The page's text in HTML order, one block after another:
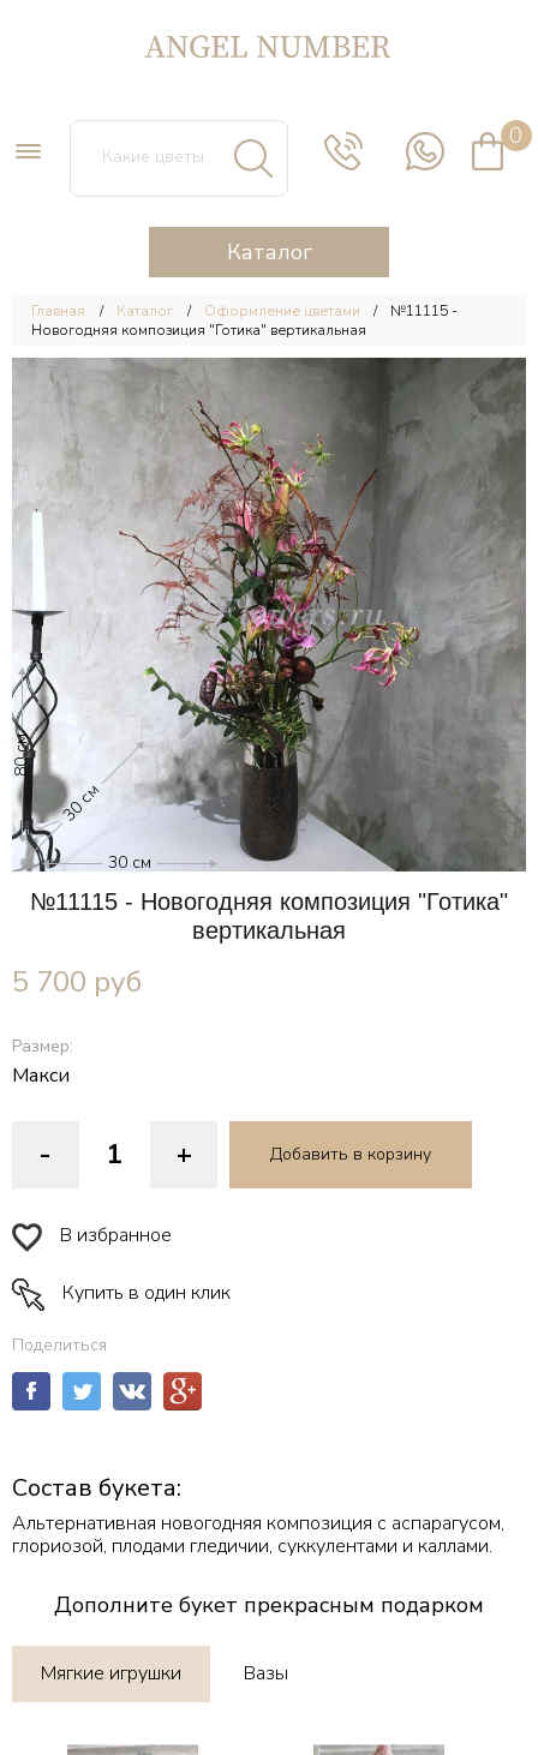
0
Каталог
Главная Каталог Оформление цветами
№11115 -
Новогодняя композиция "Готика" вертикальная
80 см
30 см
30 см
№11115 - Новогодняя композиция "Готика"
вертикальная
5 700 руб
Размер:
Макси
- + Добавить в корзину
В избранное
Купить в один клик
Поделиться
Состав букета:
Альтернативная новогодняя композиция с аспарагусом,
глориозой, плодами гледичии, суккулентами и каллами.
Дополните букет прекрасным подарком
Мягкие игрушки Вазы